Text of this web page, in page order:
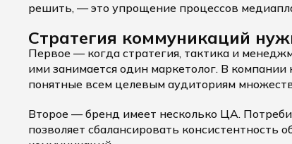
решить, — это упрощение процессов
Стратегия коммуникаций
Первое — когда стратегия, тактика и
ими занимается один маркетолог. В
понятные всем целевым аудиториям
Второе — бренд имеет несколько ЦА.
позволяет сбалансировать